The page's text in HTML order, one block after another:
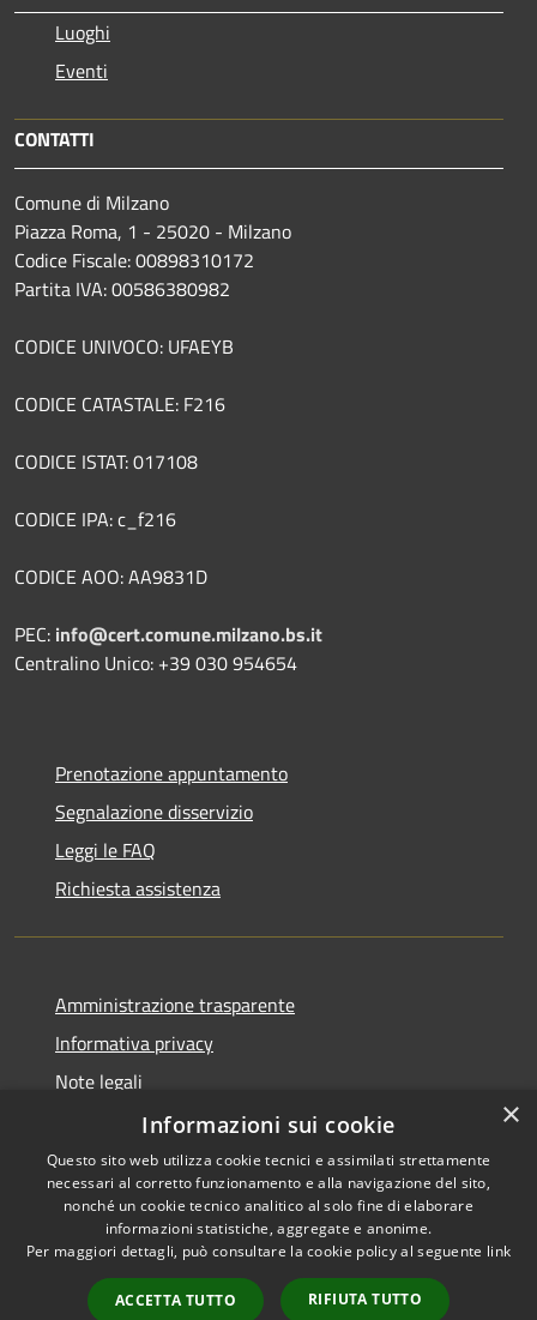
Luoghi
Eventi
CONTATTI
Comune di Milzano
Piazza Roma, 1 - 25020 - Milzano
Codice Fiscale: 00898310172
Partita IVA: 00586380982
CODICE UNIVOCO: UFAEYB
CODICE CATASTALE: F216
CODICE ISTAT: 017108
CODICE IPA: c_f216
CODICE AOO: AA9831D
PEC: info@cert.comune.milzano.bs.it
Centralino Unico: +39 030 954654
Prenotazione appuntamento
Segnalazione disservizio
Leggi le FAQ
Richiesta assistenza
Amministrazione trasparente
Informativa privacy
Note legali
Dichiarazione di accessibilità
RSS
Accessibilità
Copyright © 2026 • Comune di
Municipium•
Accesso
×
Informazioni sui cookie
Questo sito web utilizza cookie tecnici e assimilati strettamente
necessari al corretto funzionamento e alla navigazione del sito,
nonché un cookie tecnico analitico al solo fine di elaborare
informazioni statistiche, aggregate e anonime.
Per maggiori dettagli, può consultare la cookie policy al seguente link
ACCETTA TUTTO RIFIUTA TUTTO